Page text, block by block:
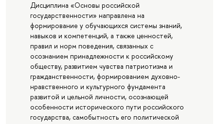
Дисциплина «Основы российской
государственности» направлена на
формирование у обучающихся системы знаний,
навыков и компетенций, а также ценностей,
правил и норм поведения, связанных с
осознанием принадлежности к российскому
обществу, развитием чувства патриотизма и
гражданственности, формированием духовно-
нравственного и культурного фундамента
развитой и цельной личности, осознающей
особенности исторического пути российского
государства, самобытность его политической